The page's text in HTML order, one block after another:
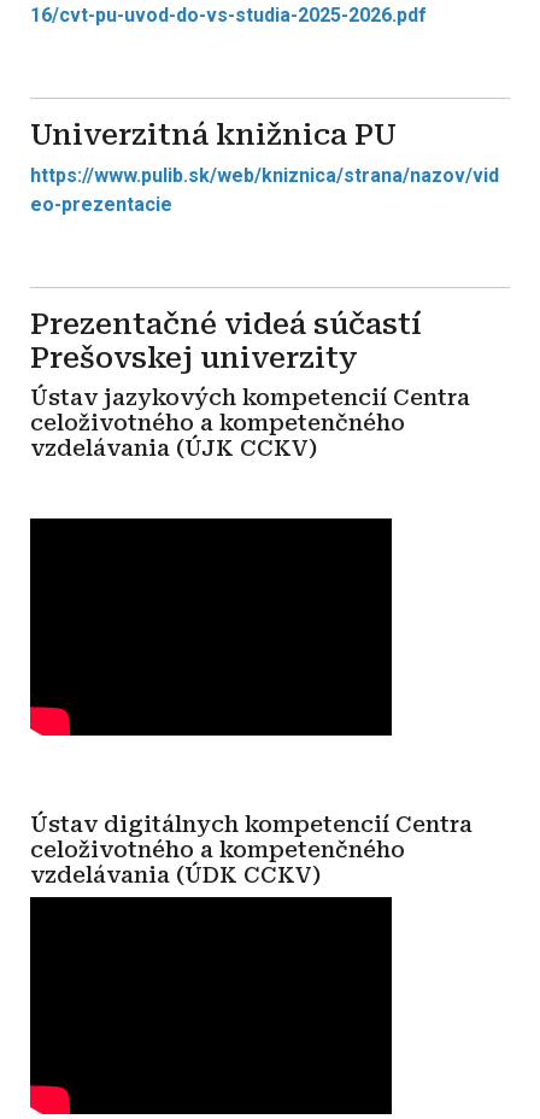
16/cvt-pu-uvod-do-vs-studia-2025-2026.pdf
Univerzitná knižnica PU
https://www.pulib.sk/web/kniznica/strana/nazov/vid
eo-prezentacie
Prezentačné videá súčastí
Prešovskej univerzity
Ústav jazykových kompetencií Centra
celoživotného a kompetenčného
vzdelávania (ÚJK CCKV)
Ústav digitálnych kompetencií Centra
celoživotného a kompetenčného
vzdelávania (ÚDK CCKV)